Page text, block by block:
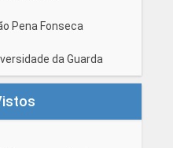
Pena Fonseca
da Guarda